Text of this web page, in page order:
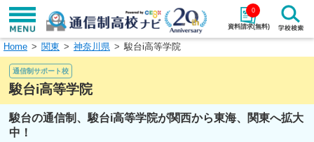
資料請求(無料)
0
学校名で探す
エリアから探す 特徴から探す
Home 関東 神奈川県 駿台i高等学院
通信制サポート校
駿台i高等学院
駿台の通信制、駿台i高等学院が関西から東海、関東へ拡大
中！